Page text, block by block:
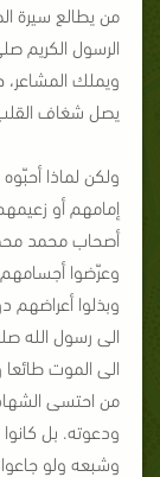
من يطالع سيرة
الرسول الكريم
ويملك المشاعر،
يصل شغاف القلب
ولكن لماذا
إمامهم أو
أصحاب محمد
وعرّضوا
وبذلوا أعراضهم
الى رسول الله
الى الموت
من احتسى
ودعوته. بل
وشبعه ولو